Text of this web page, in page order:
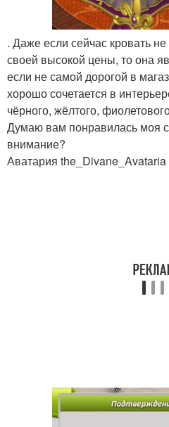
. Даже если сейчас кровать
своей высокой цены, то она
если не самой дорогой в
хорошо сочетается в
чёрного, жёлтого,
Думаю вам понравилась моя
внимание?
Аватария